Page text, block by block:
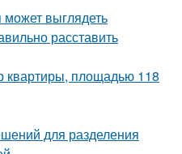
выглядеть
расставить
квартиры, площадью 118
для разделения